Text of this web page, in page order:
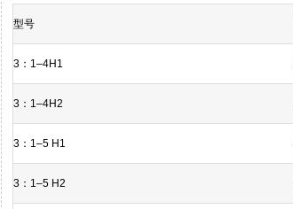
型号
3：1–4H1
3：1–4H2
3：1–5 H1
3：1–5 H2